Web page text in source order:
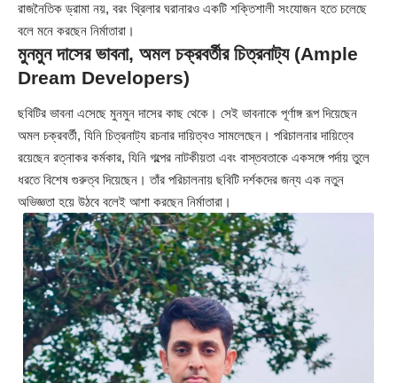
রাজনৈতিক ড্রামা নয়, বরং থ্রিলার ঘরানারও একটি শক্তিশালী সংযোজন হতে চলেছে
বলে মনে করছেন নির্মাতারা।
মুনমুন দাসের ভাবনা, অমল চক্রবর্তীর চিত্রনাট্য (Ample
Dream Developers)
ছবিটির ভাবনা এসেছে মুনমুন দাসের কাছ থেকে। সেই ভাবনাকে পূর্ণাঙ্গ রূপ দিয়েছেন
অমল চক্রবর্তী, যিনি চিত্রনাট্য রচনার দায়িত্বও সামলেছেন। পরিচালনার দায়িত্বে
রয়েছেন রত্নাকর কর্মকার, যিনি গল্পের নাটকীয়তা এবং বাস্তবতাকে একসঙ্গে পর্দায় তুলে
ধরতে বিশেষ গুরুত্ব দিয়েছেন। তাঁর পরিচালনায় ছবিটি দর্শকদের জন্য এক নতুন
অভিজ্ঞতা হয়ে উঠবে বলেই আশা করছেন নির্মাতারা।